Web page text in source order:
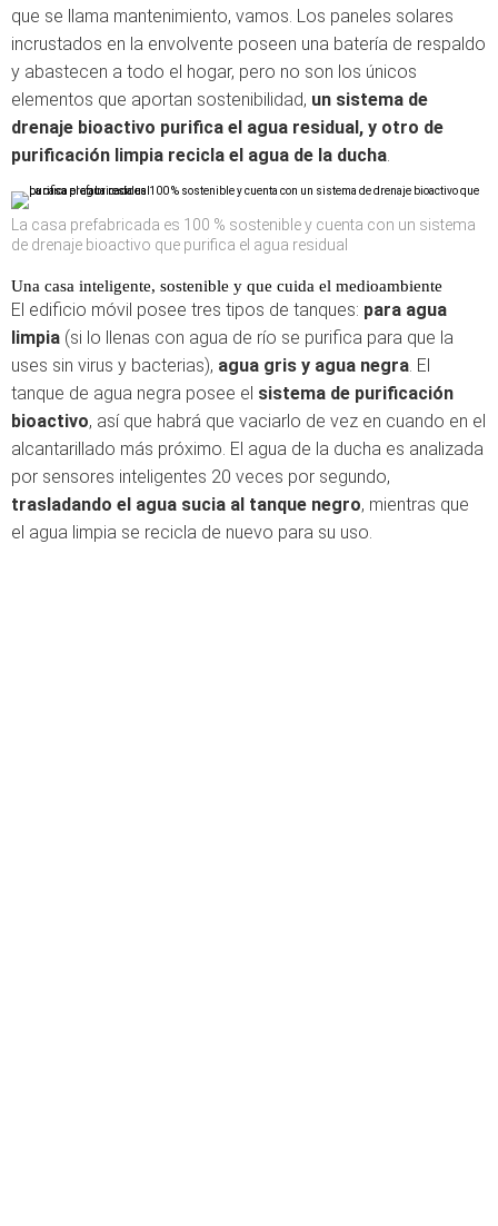
que se llama mantenimiento, vamos. Los paneles solares
incrustados en la envolvente poseen una batería de respaldo
y abastecen a todo el hogar, pero no son los únicos
elementos que aportan sostenibilidad, un sistema de
drenaje bioactivo purifica el agua residual, y otro de
purificación limpia recicla el agua de la ducha.
La casa prefabricada es 100 % sostenible y cuenta con un sistema
de drenaje bioactivo que purifica el agua residual
Una casa inteligente, sostenible y que cuida el medioambiente
El edificio móvil posee tres tipos de tanques: para agua
limpia (si lo llenas con agua de río se purifica para que la
uses sin virus y bacterias), agua gris y agua negra. El
tanque de agua negra posee el sistema de purificación
bioactivo, así que habrá que vaciarlo de vez en cuando en el
alcantarillado más próximo. El agua de la ducha es analizada
por sensores inteligentes 20 veces por segundo,
trasladando el agua sucia al tanque negro, mientras que
el agua limpia se recicla de nuevo para su uso.